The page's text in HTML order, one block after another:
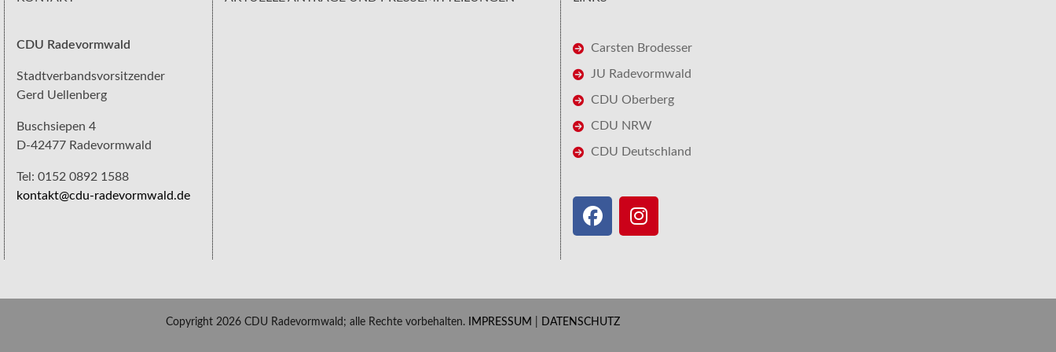
CDU Radevormwald
Stadtverbandsvorsitzender
Gerd Uellenberg
Buschsiepen 4
D-42477 Radevormwald
Tel: 0152 0892 1588
kontakt@cdu-radevormwald.de
Carsten Brodesser
JU Radevormwald
CDU Oberberg
CDU NRW
CDU Deutschland
Copyright 2026 CDU Radevormwald; alle Rechte vorbehalten. IMPRESSUM DATENSCHUTZ